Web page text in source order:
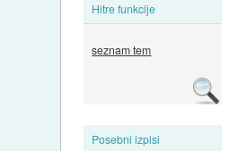
Hitre funkcije
seznam tem
Posebni izpisi